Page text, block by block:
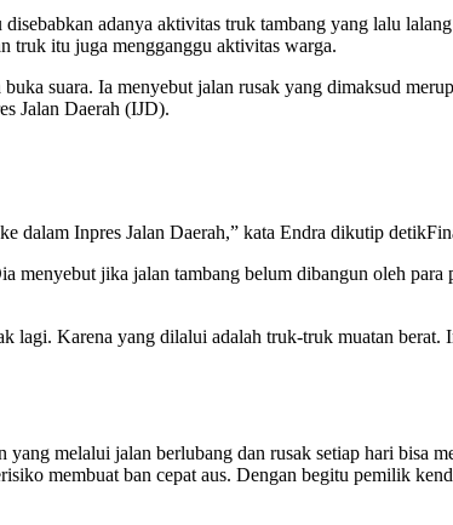
adanya aktivitas truk tambang yang lalu
truk itu juga mengganggu aktivitas warga.
suara. Ia menyebut jalan rusak yang dimaksud
Jalan Daerah (IJD).
dalam Inpres Jalan Daerah,” kata Endra dikutip
jika jalan tambang belum dibangun oleh para
lagi. Karena yang dilalui adalah truk-truk muatan
melalui jalan berlubang dan rusak setiap hari bisa
membuat ban cepat aus. Dengan begitu pemilik